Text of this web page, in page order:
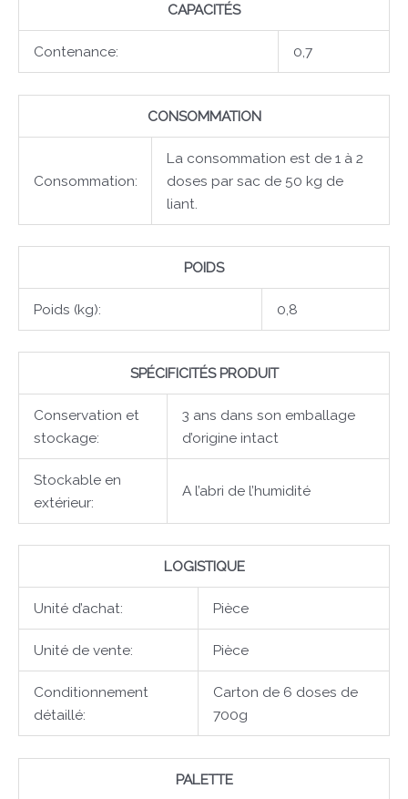
CAPACITÉS
Contenance: 0,7
CONSOMMATION
Consommation:
La consommation est de 1 à 2
doses par sac de 50 kg de
liant.
POIDS
Poids (kg): 0,8
SPÉCIFICITÉS PRODUIT
Conservation et
stockage:
3 ans dans son emballage
d’origine intact
Stockable en
extérieur:
A l’abri de l’humidité
LOGISTIQUE
Unité d’achat: Pièce
Unité de vente: Pièce
Conditionnement
détaillé:
Carton de 6 doses de
700g
PALETTE